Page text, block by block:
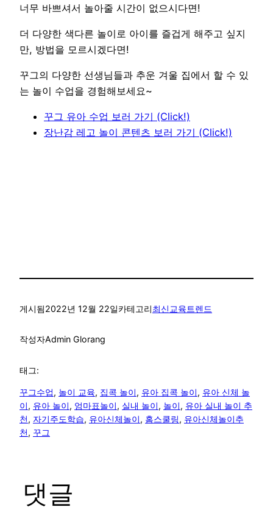
너무 바쁘셔서 놀아줄 시간이 없으시다면!
더 다양한 색다른 놀이로 아이를 즐겁게 해주고 싶지
만, 방법을 모르시겠다면!
꾸그의 다양한 선생님들과 추운 겨울 집에서 할 수 있
는 놀이 수업을 경험해보세요~
꾸그 유아 수업 보러 가기 (Click!)
장난감 레고 놀이 콘텐츠 보러 가기 (Click!)
게시됨2022년 12월 22일카테고리최신교육트렌드
작성자Admin Glorang
태그:
꾸그수업, 놀이 교육, 집콕 놀이, 유아 집콕 놀이, 유아 신체 놀
이, 유아 놀이, 엄마표놀이, 실내 놀이, 놀이, 유아 실내 놀이 추
천, 자기주도학습, 유아신체놀이, 홈스쿨링, 유아신체놀이추
천, 꾸그
댓글